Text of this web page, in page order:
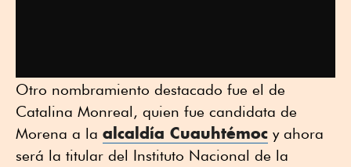
Otro nombramiento destacado fue el de
Catalina Monreal, quien fue candidata de
Morena a la alcaldía Cuauhtémoc y ahora
será la titular del Instituto Nacional de la